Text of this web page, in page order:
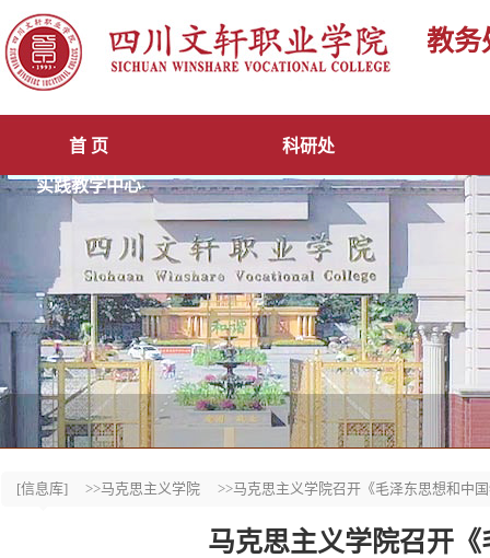
[信息库] >>马克思主义学院 >>马克思主义学院召开《毛泽东思想和中
马克思主义学院召开
首 页 科研处
实践教学中心
教务